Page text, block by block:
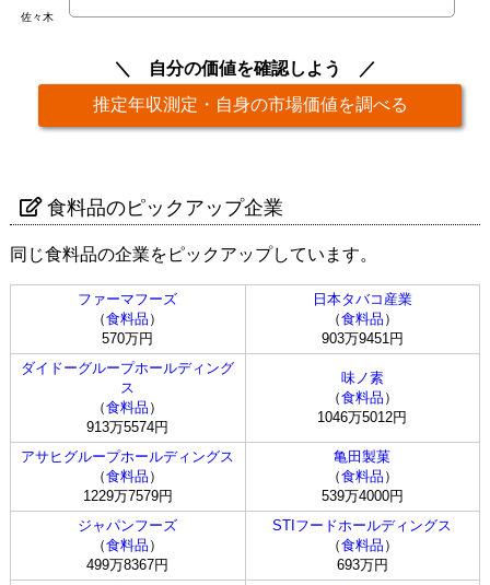
佐々木
自分の価値を確認しよう
推定年収測定・自身の市場価値を調べる
食料品のピックアップ企業
同じ食料品の企業をピックアップしています。
ファーマフーズ
（食料品 ）
570万円
日本タバコ産業
（食料品 ）
903万9451円
ダイドーグループホールディング
ス
（食料品 ）
913万5574円
味ノ素
（食料品 ）
1046万5012円
アサヒグループホールディングス
（食料品 ）
1229万7579円
亀田製菓
（食料品 ）
539万4000円
ジャパンフーズ
（食料品 ）
499万8367円
STIフードホールディングス
（食料品 ）
693万円